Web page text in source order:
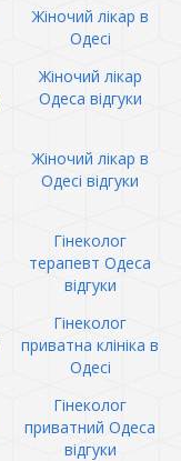
Жіночий лікар в
Одесі
Жіночий лікар
Одеса відгуки
Жіночий лікар в
Одесі відгуки
Гінеколог
терапевт Одеса
відгуки
Гінеколог
приватна клініка в
Одесі
Гінеколог
приватний Одеса
відгуки